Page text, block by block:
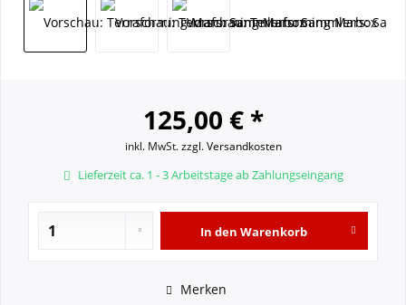
125,00 € *
inkl. MwSt.zzgl. Versandkosten
Lieferzeit ca. 1 - 3 Arbeitstage ab Zahlungseingang
In den Warenkorb
Merken